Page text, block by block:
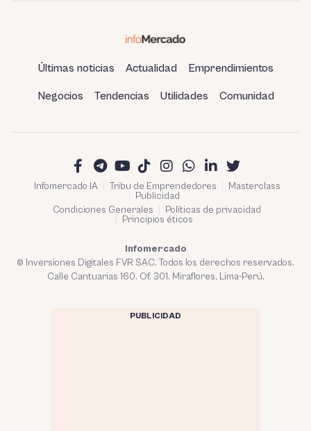
Últimas noticias Actualidad Emprendimientos
Negocios Tendencias Utilidades Comunidad
Infomercado IA Tribu de Emprendedores
Masterclass
Publicidad
Condiciones Generales
Políticas de privacidad
Principios éticos
Infomercado
© Inversiones Digitales FVR SAC. Todos los derechos reservados.
Calle Cantuarias 160. Of. 301. Miraflores, Lima-Perú.
PUBLICIDAD